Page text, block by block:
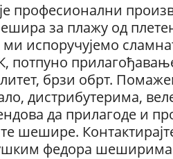
професионални
за плажу од
испоручујемо
потпуно
брзи обрт.
дистрибутерима,
да прилагоде и
шешире.
федора шеширима